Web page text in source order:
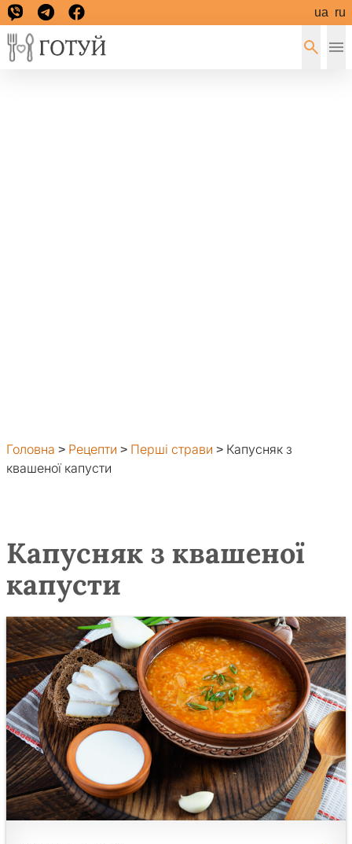
ua ru
Головна > Рецепти > Перші страви > Капусняк з
квашеної капусти
Капусняк з квашеної
капусти